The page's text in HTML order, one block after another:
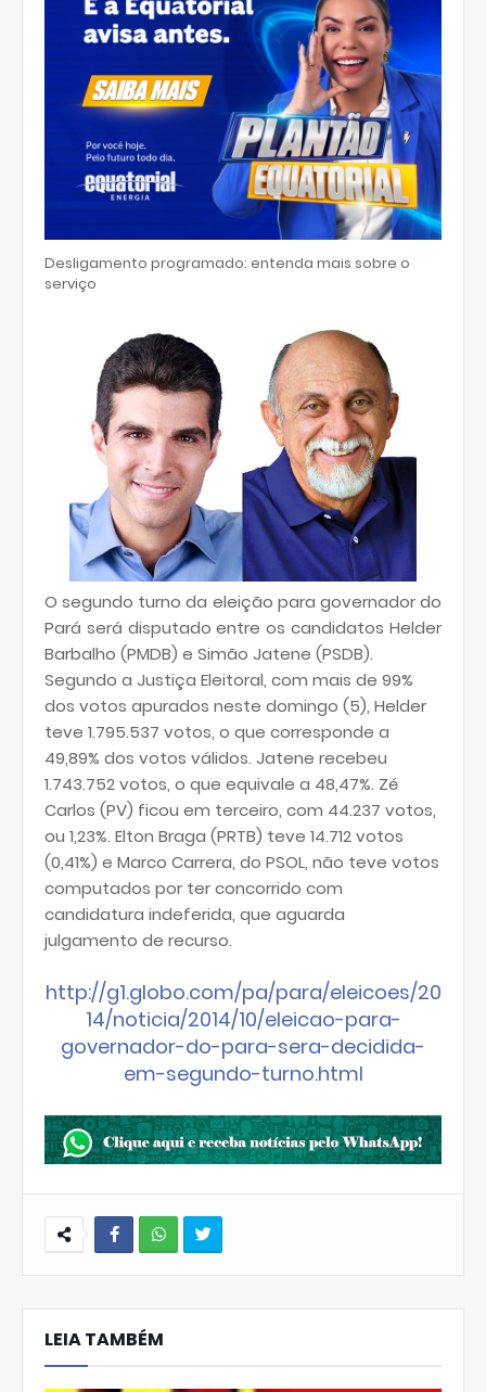
Desligamento programado: entenda mais sobre o
serviço
O segundo turno da eleição para governador do
Pará será disputado entre os candidatos Helder
Barbalho (PMDB) e Simão Jatene (PSDB).
Segundo a Justiça Eleitoral, com mais de 99%
dos votos apurados neste domingo (5), Helder
teve 1.795.537 votos, o que corresponde a
49,89% dos votos válidos. Jatene recebeu
1.743.752 votos, o que equivale a 48,47%. Zé
Carlos (PV) ficou em terceiro, com 44.237 votos,
ou 1,23%. Elton Braga (PRTB) teve 14.712 votos
(0,41%) e Marco Carrera, do PSOL, não teve votos
computados por ter concorrido com
candidatura indeferida, que aguarda
julgamento de recurso.
http://g1.globo.com/pa/para/eleicoes/20
14/noticia/2014/10/eleicao-para-
governador-do-para-sera-decidida-
em-segundo-turno.html
hats
Ap
LEIA TAMBÉM